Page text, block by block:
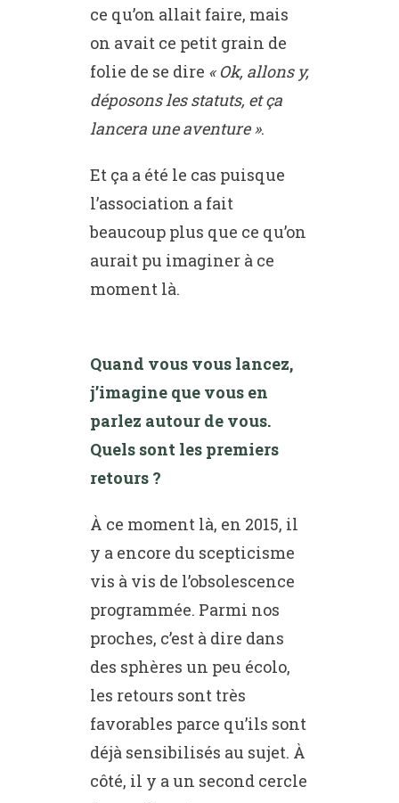
ce qu’on allait faire, mais
on avait ce petit grain de
folie de se dire « Ok, allons y,
déposons les statuts, et ça
lancera une aventure ».
Et ça a été le cas puisque
l’association a fait
beaucoup plus que ce qu’on
aurait pu imaginer à ce
moment là.
Quand vous vous lancez,
j’imagine que vous en
parlez autour de vous.
Quels sont les premiers
retours ?
À ce moment là, en 2015, il
y a encore du scepticisme
vis à vis de l’obsolescence
programmée. Parmi nos
proches, c’est à dire dans
des sphères un peu écolo,
les retours sont très
favorables parce qu’ils sont
déjà sensibilisés au sujet. À
côté, il y a un second cercle